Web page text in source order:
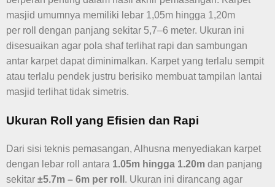
masjid umumnya memiliki lebar 1,05m hingga 1,20m
per roll dengan panjang sekitar 5,7–6 meter. Ukuran ini
disesuaikan agar pola shaf terlihat rapi dan sambungan
antar karpet dapat diminimalkan. Karpet yang terlalu sempit
atau terlalu pendek justru berisiko membuat tampilan lantai
masjid terlihat tidak simetris.
Ukuran Roll yang Efisien dan Rapi
Dari sisi teknis pemasangan, Alhusna menyediakan karpet
dengan lebar roll antara 1.05m hingga 1.20m dan panjang
sekitar ±5.7m – 6m per roll . Ukuran ini dirancang agar